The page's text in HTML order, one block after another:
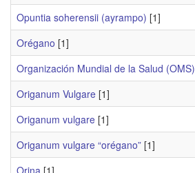
Opuntia soherensii (ayrampo) [1]
Orégano [1]
Organización Mundial de la Salud (OMS)
Origanum Vulgare [1]
Origanum vulgare [1]
Origanum vulgare “orégano” [1]